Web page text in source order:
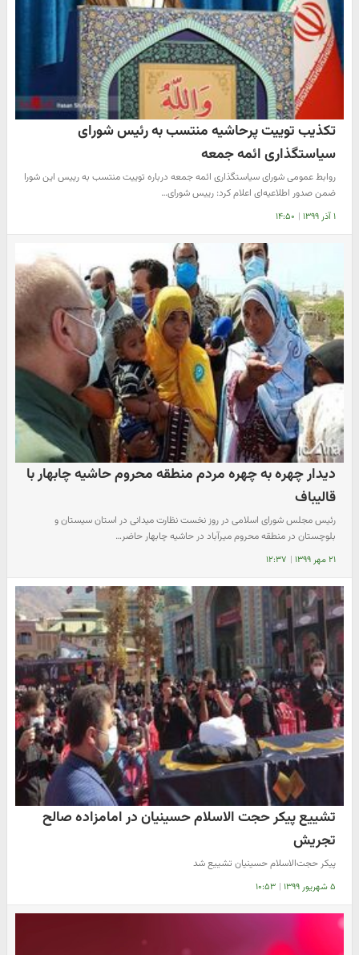
تکذیب توییت پرحاشیه منتسب به رئیس شورای
سیاستگذاری ائمه جمعه
روابط عمومی شورای سیاستگذاری ائمه جمعه درباره توییت منتسب به رییس این شورا
ضمن صدور اطلاعیه‌ای اعلام کرد: رییس شورای…
۱ آذر ۱۳۹۹ | ۱۴:۵۰
دیدار چهره به چهره مردم منطقه محروم حاشیه چابهار با
قالیباف
رئیس مجلس شورای اسلامی در روز نخست نظارت میدانی در استان سیستان و
بلوچستان در منطقه محروم میرآباد در حاشیه چابهار حاضر…
۲۱ مهر ۱۳۹۹ | ۱۲:۳۷
تشییع پیکر حجت الاسلام حسینیان در امامزاده صالح
تجریش
پیکر حجت‌الاسلام حسینیان تشییع شد
۵ شهریور ۱۳۹۹ | ۱۰:۵۳